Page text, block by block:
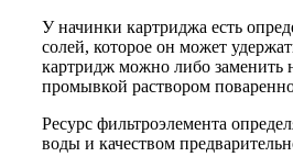
У начинки картриджа есть
солей, которое он может
картридж можно либо заменить
промывкой раствором
Ресурс фильтроэлемента
воды и качеством